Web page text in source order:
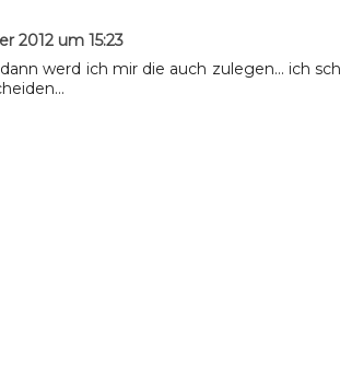
2012 um 15:23
werd ich mir die auch zulegen... ich